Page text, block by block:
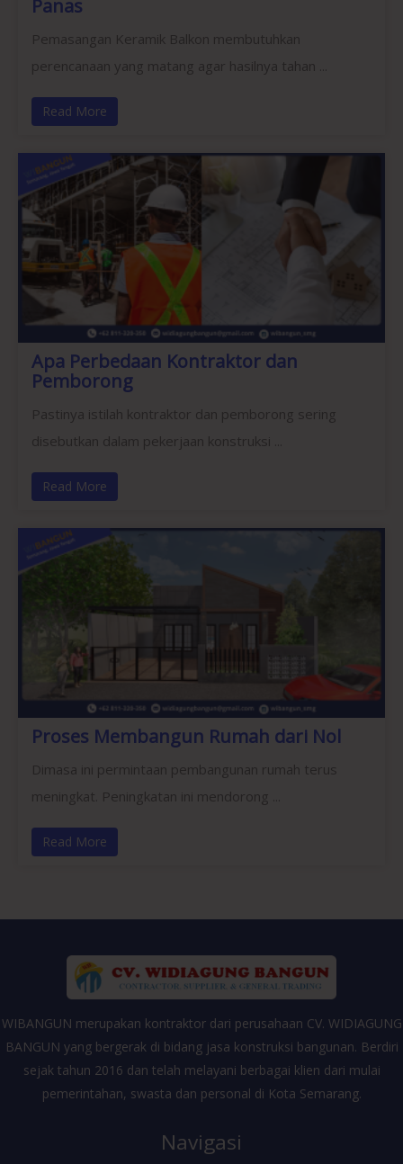
Panas
Pemasangan Keramik Balkon membutuhkan
perencanaan yang matang agar hasilnya tahan ...
Read More
Apa Perbedaan Kontraktor dan
Pemborong
Pastinya istilah kontraktor dan pemborong sering
disebutkan dalam pekerjaan konstruksi ...
Read More
Proses Membangun Rumah dari Nol
Dimasa ini permintaan pembangunan rumah terus
meningkat. Peningkatan ini mendorong ...
Read More
WIBANGUN merupakan kontraktor dari perusahaan CV. WIDIAGUNG
BANGUN yang bergerak di bidang jasa konstruksi bangunan. Berdiri
sejak tahun 2016 dan telah melayani berbagai klien dari mulai
pemerintahan, swasta dan personal di Kota Semarang.
Navigasi